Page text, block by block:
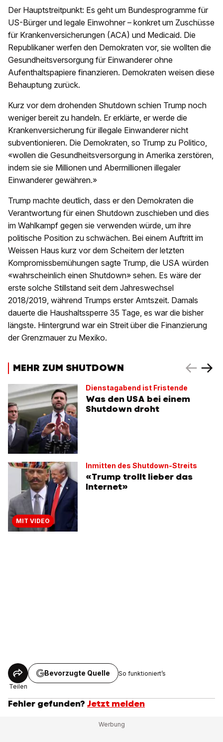
Der Hauptstreitpunkt: Es geht um Bundesprogramme für
US-Bürger und legale Einwohner – konkret um Zuschüsse
für Krankenversicherungen (ACA) und Medicaid. Die
Republikaner werfen den Demokraten vor, sie wollten die
Gesundheitsversorgung für Einwanderer ohne
Aufenthaltspapiere finanzieren. Demokraten weisen diese
Behauptung zurück.
Kurz vor dem drohenden Shutdown schien Trump noch
weniger bereit zu handeln. Er erklärte, er werde die
Krankenversicherung für illegale Einwanderer nicht
subventionieren. Die Demokraten, so Trump zu Politico,
«wollen die Gesundheitsversorgung in Amerika zerstören,
indem sie sie Millionen und Abermillionen illegaler
Einwanderer gewähren.»
Trump machte deutlich, dass er den Demokraten die
Verantwortung für einen Shutdown zuschieben und dies
im Wahlkampf gegen sie verwenden würde, um ihre
politische Position zu schwächen. Bei einem Auftritt im
Weissen Haus kurz vor dem Scheitern der letzten
Kompromissbemühungen sagte Trump, die USA würden
«wahrscheinlich einen Shutdown» sehen. Es wäre der
erste solche Stillstand seit dem Jahreswechsel
2018/2019, während Trumps erster Amtszeit. Damals
dauerte die Haushaltssperre 35 Tage, es war die bisher
längste. Hintergrund war ein Streit über die Finanzierung
der Grenzmauer zu Mexiko.
MEHR ZUM SHUTDOWN
Dienstagabend ist Fristende
Was den USA bei einem
Shutdown droht
MIT VIDEO
Inmitten des Shutdown-Streits
«Trump trollt lieber das
Internet»
Teilen
Bevorzugte Quelle So funktioniert’s
Fehler gefunden? Jetzt melden